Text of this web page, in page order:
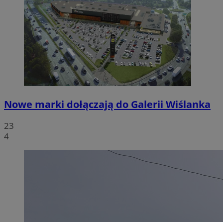
Nowe marki dołączają do Galerii Wiślanka
23
4